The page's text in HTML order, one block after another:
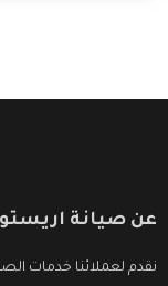
عن صيانة
نقدم لعملائنا خدمات